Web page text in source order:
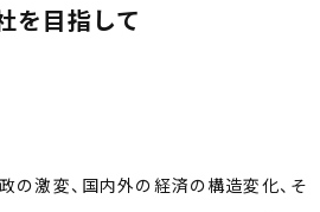
を目指して
の激変、国内外の経済の構造変化、そ